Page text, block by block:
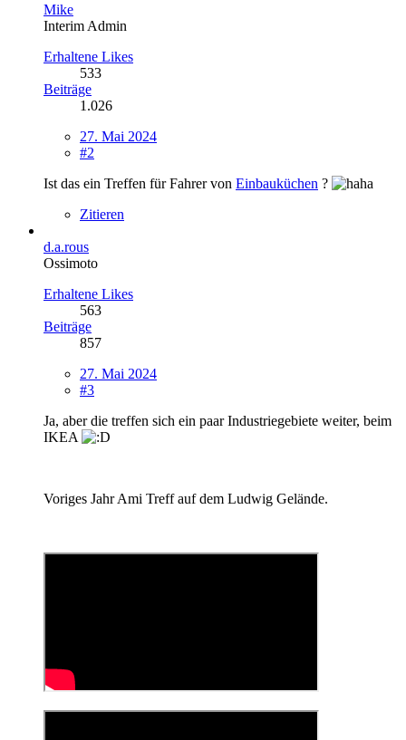
Mike
Interim Admin
Erhaltene Likes
533
Beiträge
1.026
27. Mai 2024
#2
Ist das ein Treffen für Fahrer von Einbauküchen ?
Zitieren
d.a.rous
Ossimoto
Erhaltene Likes
563
Beiträge
857
27. Mai 2024
#3
Ja, aber die treffen sich ein paar Industriegebiete weiter, beim
IKEA
Voriges Jahr Ami Treff auf dem Ludwig Gelände.